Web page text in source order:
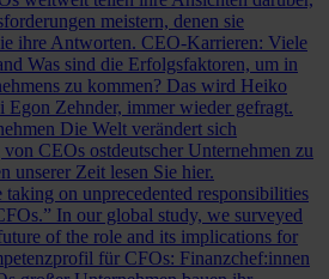
meistern, denen sie
ihre Antworten. CEO-Karrieren: Viele
Was sind die Erfolgsfaktoren, um in
zu kommen? Das wird Heiko
Egon Zehnder, immer wieder gefragt.
Die Welt verändert sich
CEOs ostdeutscher Unternehmen zu
unserer Zeit lesen Sie hier.
taking on unprecedented responsibilities
In our global study, we surveyed
of the role and its implications for
für CFOs: Finanzchef:innen